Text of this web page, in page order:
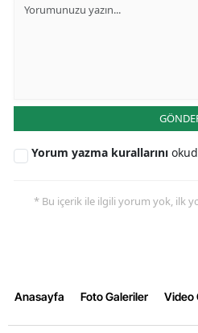
Yorum yazma kurallarını
* Bu içerik ile ilgili yorum yok, ilk
Anasayfa Foto Galeriler Video